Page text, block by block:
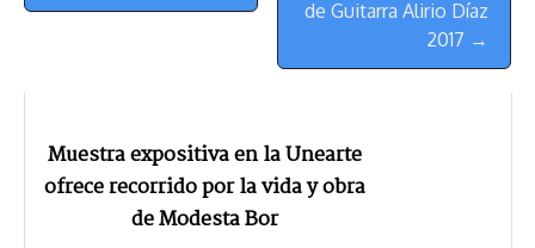
Navegación
de Guitarra Alirio Díaz
2017 →
Muestra expositiva en la Unearte
ofrece recorrido por la vida y obra
de Modesta Bor